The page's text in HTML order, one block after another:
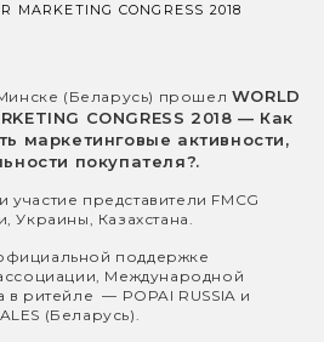
MARKETING CONGRESS 2018
(Беларусь) прошел WORLD
CONGRESS 2018 — Как
маркетинговые активности,
покупателя?.
представители FMCG
Украины, Казахстана.
поддержке
Международной
ритейле — POPAI RUSSIA и
(Беларусь).